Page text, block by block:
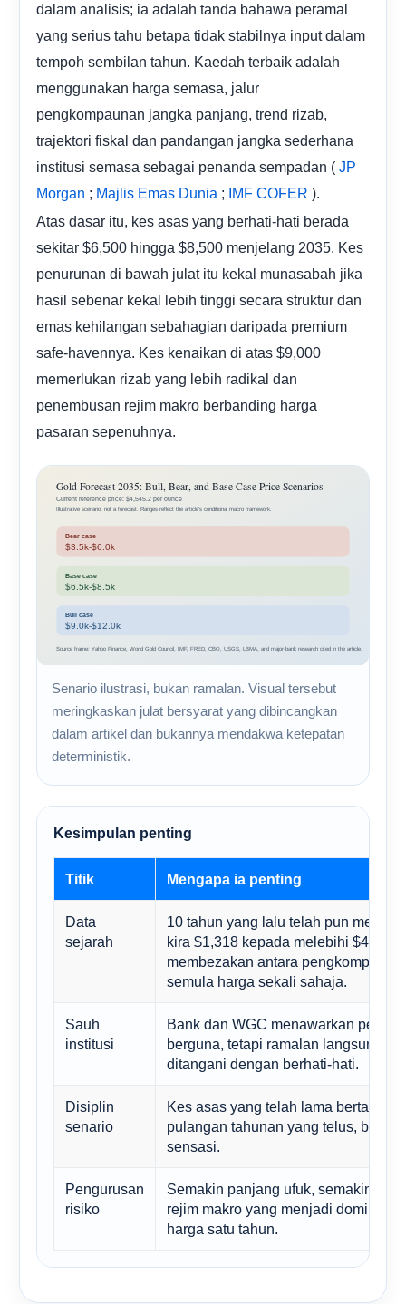
dalam analisis; ia adalah tanda bahawa peramal
yang serius tahu betapa tidak stabilnya input dalam
tempoh sembilan tahun. Kaedah terbaik adalah
menggunakan harga semasa, jalur
pengkompaunan jangka panjang, trend rizab,
trajektori fiskal dan pandangan jangka sederhana
institusi semasa sebagai penanda sempadan ( JP
Morgan ; Majlis Emas Dunia ; IMF COFER ).
Atas dasar itu, kes asas yang berhati-hati berada
sekitar $6,500 hingga $8,500 menjelang 2035. Kes
penurunan di bawah julat itu kekal munasabah jika
hasil sebenar kekal lebih tinggi secara struktur dan
emas kehilangan sebahagian daripada premium
safe-havennya. Kes kenaikan di atas $9,000
memerlukan rizab yang lebih radikal dan
penembusan rejim makro berbanding harga
pasaran sepenuhnya.
Senario ilustrasi, bukan ramalan. Visual tersebut
meringkaskan julat bersyarat yang dibincangkan
dalam artikel dan bukannya mendakwa ketepatan
deterministik.
Kesimpulan penting
Titik Mengapa ia penting
Data
sejarah
10 tahun yang lalu telah pun
kira $1,318 kepada melebihi
membezakan antara
semula harga sekali sahaja.
Sauh
institusi
Bank dan WGC menawarkan
berguna, tetapi ramalan langsung
ditangani dengan berhati-hati.
Disiplin
senario
Kes asas yang telah lama bertarikh
pulangan tahunan yang telus,
sensasi.
Pengurusan
risiko
Semakin panjang ufuk, semakin
rejim makro yang menjadi dominan
harga satu tahun.